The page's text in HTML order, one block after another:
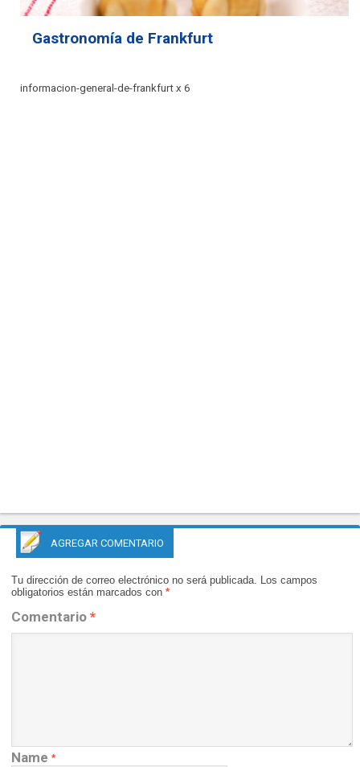
Gastronomía de Frankfurt
informacion-general-de-frankfurt x 6
AGREGAR COMENTARIO
Tu dirección de correo electrónico no será publicada.
Los campos
obligatorios están marcados con *
Comentario *
Name *